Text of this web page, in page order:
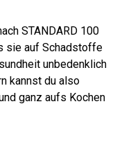
STANDARD 100
sie auf Schadstoffe
unbedenklich
kannst du also
ganz aufs Kochen